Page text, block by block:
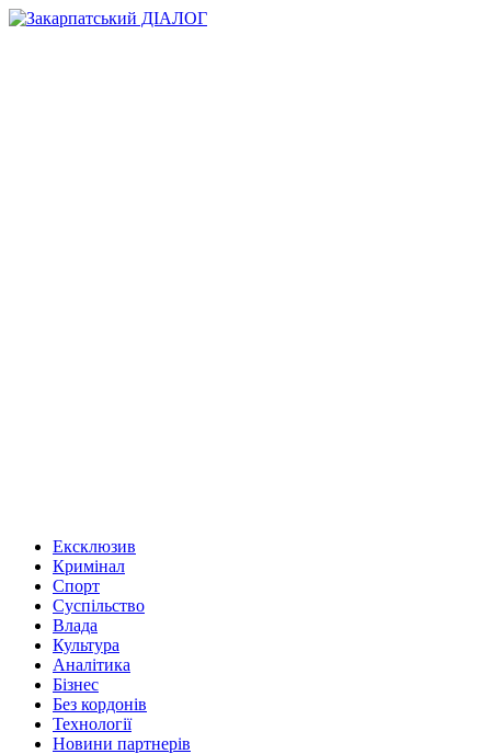
Ексклюзив
Кримінал
Спорт
Суспільство
Влада
Культура
Аналітика
Бізнес
Без кордонів
Технології
Новини партнерів